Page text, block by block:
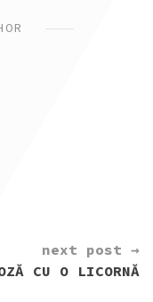
next post →
CU O LICORNĂ